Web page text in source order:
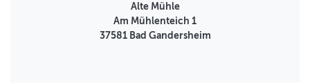
Alte Mühle
Am Mühlenteich 1
37581 Bad Gandersheim